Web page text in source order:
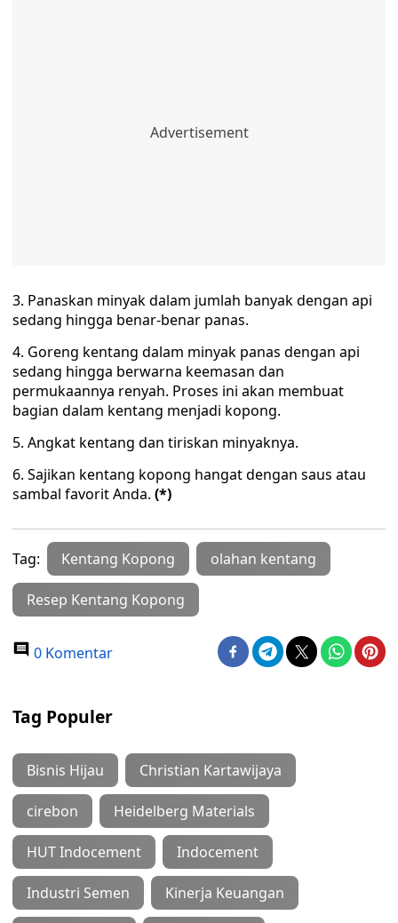
3. Panaskan minyak dalam jumlah banyak dengan api
sedang hingga benar-benar panas.
4. Goreng kentang dalam minyak panas dengan api
sedang hingga berwarna keemasan dan
permukaannya renyah. Proses ini akan membuat
bagian dalam kentang menjadi kopong.
5. Angkat kentang dan tiriskan minyaknya.
6. Sajikan kentang kopong hangat dengan saus atau
sambal favorit Anda. (*)
Tag: Kentang Kopong olahan kentang
Resep Kentang Kopong
0 Komentar
Tag Populer
Bisnis Hijau Christian Kartawijaya
cirebon Heidelberg Materials
HUT Indocement Indocement
Industri Semen Kinerja Keuangan